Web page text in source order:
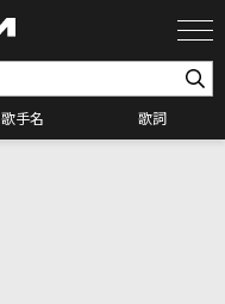
歌手名 歌詞